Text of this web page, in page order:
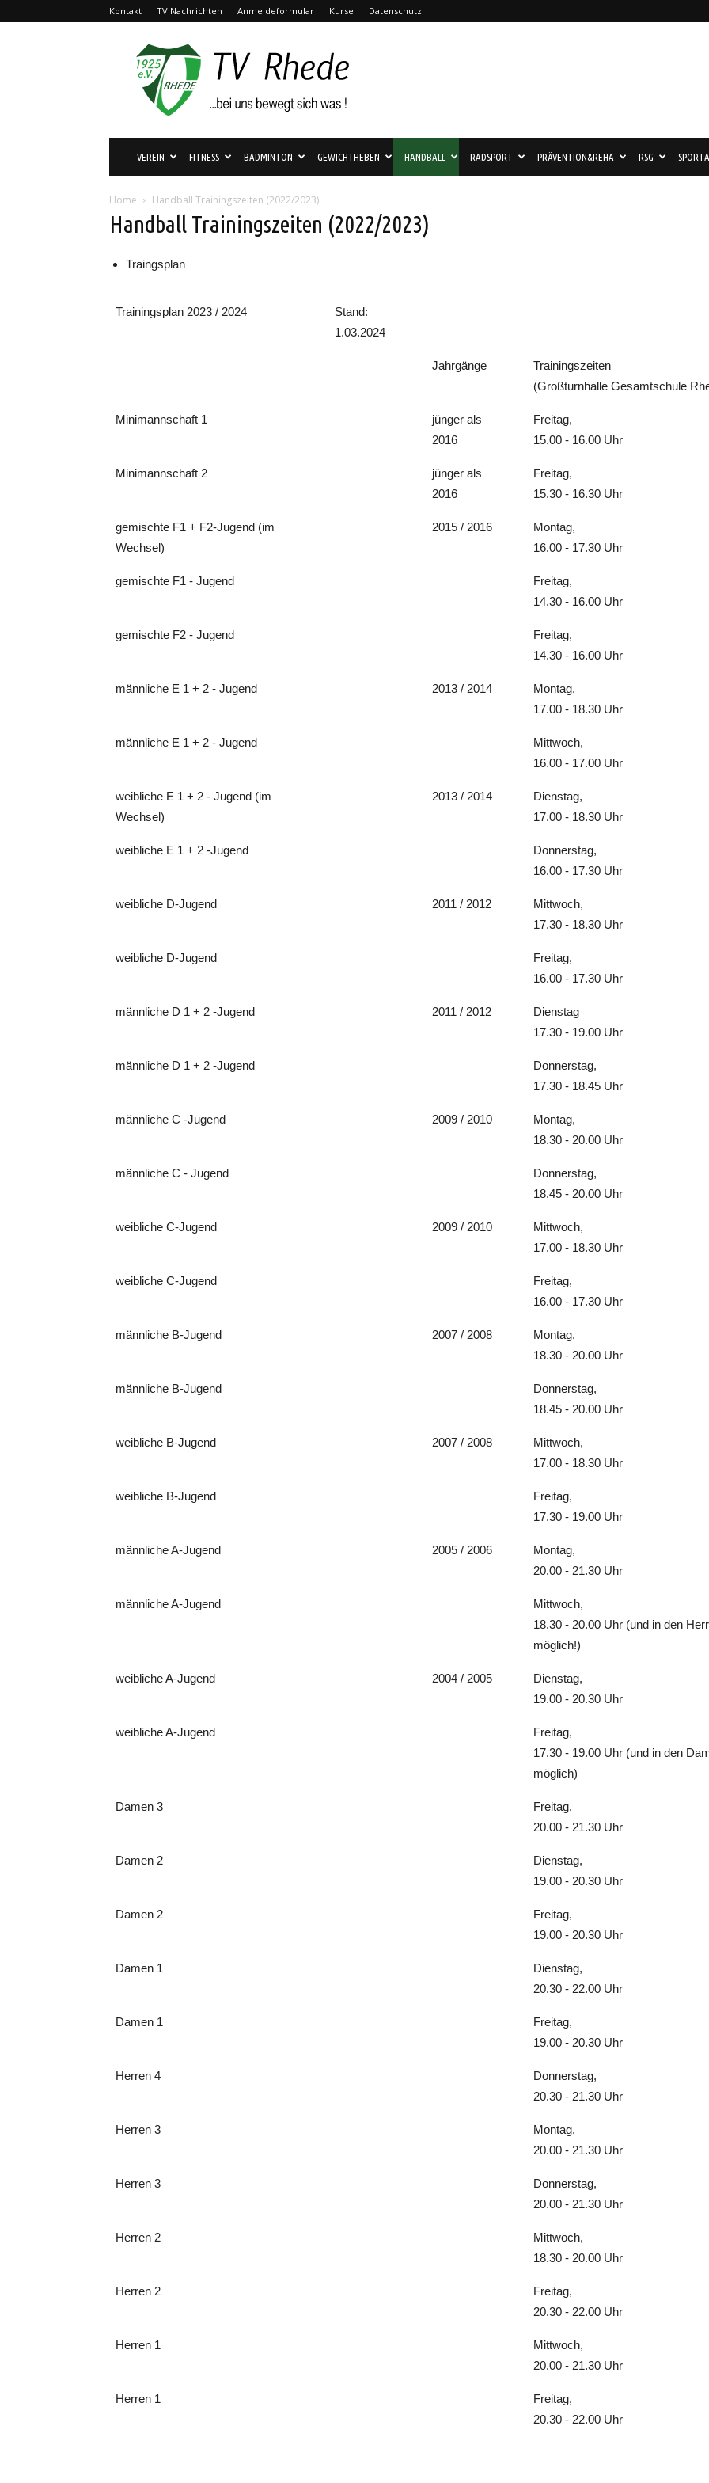
Kontakt TV Nachrichten Anmeldeformular Kurse Datenschutz
TV
Rhede
1925
e.V.
VEREIN FITNESS BADMINTON GEWICHTHEBEN HANDBALL RADSPORT PRÄVENTION&REHA RSG
Home Handball Trainingszeiten (2022/2023)
Handball Trainingszeiten (2022/2023)
Traingsplan
Trainingsplan 2023 / 2024
Stand:
1.03.2024
Jahrgänge
Trainingszeiten
(Großturnhalle Gesamtschule
Minimannschaft 1
jünger als
2016
Freitag,
15.00 - 16.00 Uhr
Minimannschaft 2
jünger als
2016
Freitag,
15.30 - 16.30 Uhr
gemischte F1 + F2-Jugend (im
Wechsel)
2015 / 2016
Montag,
16.00 - 17.30 Uhr
gemischte F1 - Jugend
Freitag,
14.30 - 16.00 Uhr
gemischte F2 - Jugend
Freitag,
14.30 - 16.00 Uhr
männliche E 1 + 2 - Jugend 2013 / 2014
Montag,
17.00 - 18.30 Uhr
männliche E 1 + 2 - Jugend
Mittwoch,
16.00 - 17.00 Uhr
weibliche E 1 + 2 - Jugend (im
Wechsel)
2013 / 2014
Dienstag,
17.00 - 18.30 Uhr
weibliche E 1 + 2 -Jugend
Donnerstag,
16.00 - 17.30 Uhr
weibliche D-Jugend 2011 / 2012
Mittwoch,
17.30 - 18.30 Uhr
weibliche D-Jugend
Freitag,
16.00 - 17.30 Uhr
männliche D 1 + 2 -Jugend 2011 / 2012
Dienstag
17.30 - 19.00 Uhr
männliche D 1 + 2 -Jugend
Donnerstag,
17.30 - 18.45 Uhr
männliche C -Jugend 2009 / 2010
Montag,
18.30 - 20.00 Uhr
männliche C - Jugend
Donnerstag,
18.45 - 20.00 Uhr
weibliche C-Jugend 2009 / 2010
Mittwoch,
17.00 - 18.30 Uhr
weibliche C-Jugend
Freitag,
16.00 - 17.30 Uhr
männliche B-Jugend 2007 / 2008
Montag,
18.30 - 20.00 Uhr
männliche B-Jugend
Donnerstag,
18.45 - 20.00 Uhr
weibliche B-Jugend 2007 / 2008
Mittwoch,
17.00 - 18.30 Uhr
weibliche B-Jugend
Freitag,
17.30 - 19.00 Uhr
männliche A-Jugend 2005 / 2006
Montag,
20.00 - 21.30 Uhr
männliche A-Jugend
Mittwoch,
18.30 - 20.00 Uhr (und in den
möglich!)
weibliche A-Jugend 2004 / 2005
Dienstag,
19.00 - 20.30 Uhr
weibliche A-Jugend
Freitag,
17.30 - 19.00 Uhr (und in den
möglich)
Damen 3
Freitag,
20.00 - 21.30 Uhr
Damen 2
Dienstag,
19.00 - 20.30 Uhr
Damen 2
Freitag,
19.00 - 20.30 Uhr
Damen 1
Dienstag,
20.30 - 22.00 Uhr
Damen 1
Freitag,
19.00 - 20.30 Uhr
Herren 4
Donnerstag,
20.30 - 21.30 Uhr
Herren 3
Montag,
20.00 - 21.30 Uhr
Herren 3
Donnerstag,
20.00 - 21.30 Uhr
Herren 2
Mittwoch,
18.30 - 20.00 Uhr
Herren 2
Freitag,
20.30 - 22.00 Uhr
Herren 1
Mittwoch,
20.00 - 21.30 Uhr
Herren 1
Freitag,
20.30 - 22.00 Uhr